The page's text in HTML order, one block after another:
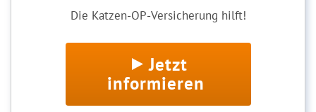
Die Katzen-OP-Versicherung hilft!
Jetzt
informieren